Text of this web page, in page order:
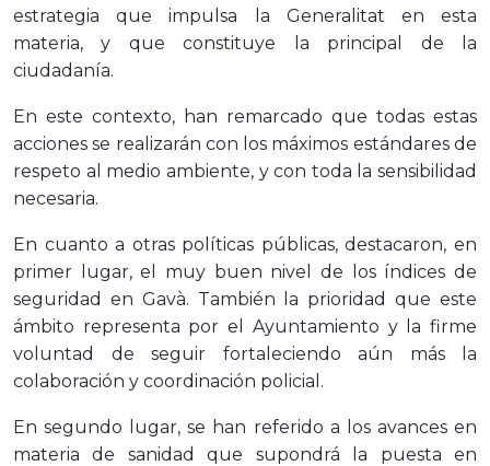
estrategia que impulsa la Generalitat en esta
materia, y que constituye la principal de la
ciudadanía.
En este contexto, han remarcado que todas estas
acciones se realizarán con los máximos estándares de
respeto al medio ambiente, y con toda la sensibilidad
necesaria.
En cuanto a otras políticas públicas, destacaron, en
primer lugar, el muy buen nivel de los índices de
seguridad en Gavà. También la prioridad que este
ámbito representa por el Ayuntamiento y la firme
voluntad de seguir fortaleciendo aún más la
colaboración y coordinación policial.
En segundo lugar, se han referido a los avances en
materia de sanidad que supondrá la puesta en